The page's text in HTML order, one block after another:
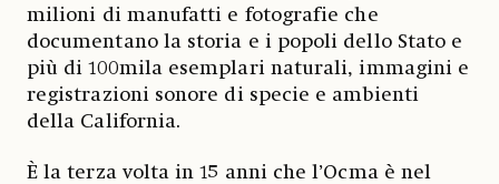
milioni di manufatti e fotografie che
documentano la storia e i popoli dello Stato e
più di 100mila esemplari naturali, immagini e
registrazioni sonore di specie e ambienti
della California.
È la terza volta in 15 anni che l’Ocma è nel